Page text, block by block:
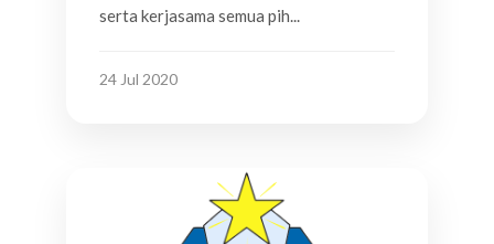
serta kerjasama semua pih...
24 Jul 2020